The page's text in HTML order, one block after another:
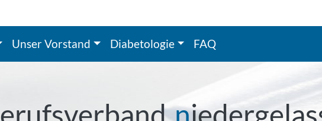
Unser Vorstand Diabetologie FAQ
erufsverbandn